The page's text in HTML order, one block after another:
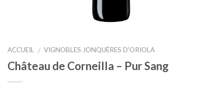
ACCUEIL / VIGNOBLES JONQUÈRES D'ORIOLA
Château de Corneilla – Pur Sang